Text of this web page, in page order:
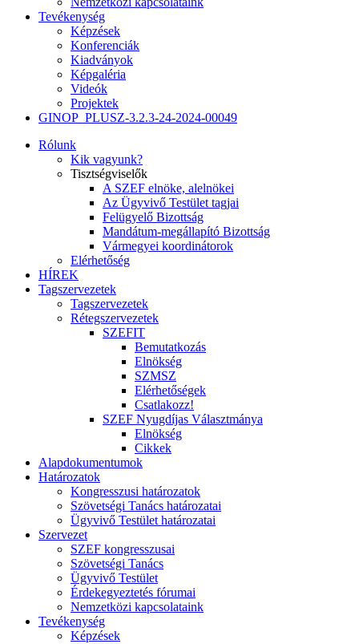
Tevékenység
Képzések
Konferenciák
Kiadványok
Képgaléria
Videók
Projektek
GINOP_PLUSZ-3.2.3-24-2024-00049
Rólunk
Kik vagyunk?
Tisztségviselők
A SZEF elnöke, alelnökei
Az Ügyvivő Testület tagjai
Felügyelő Bizottság
Mandátum-megállapító Bizottság
Vármegyei koordinátorok
Elérhetőség
HÍREK
Tagszervezetek
Tagszervezetek
Rétegszervezetek
SZEFIT
Bemutatkozás
Elnökség
SZMSZ
Elérhetőségek
Csatlakozz!
SZEF Nyugdíjas Választmánya
Elnökség
Cikkek
Alapdokumentumok
Határozatok
Kongresszusi határozatok
Szövetségi Tanács határozatai
Ügyvivő Testület határozatai
Szervezet
SZEF kongresszusai
Szövetségi Tanács
Ügyvivő Testület
Érdekegyeztetés fórumai
Nemzetközi kapcsolataink
Tevékenység
Képzések